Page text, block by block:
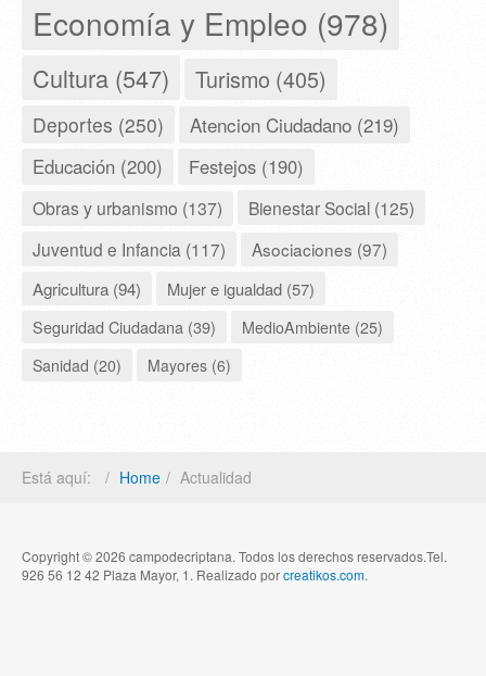
Economía y Empleo (978)
Cultura (547) Turismo (405)
Deportes (250) Atencion Ciudadano (219)
Educación (200) Festejos (190)
Obras y urbanismo (137)
Bienestar Social (125)
Juventud e Infancia (117)
Asociaciones (97)
Agricultura (94)
Mujer e igualdad (57)
Seguridad Ciudadana (39)
MedioAmbiente (25)
Sanidad (20)
Mayores (6)
Está aquí: Home Actualidad
Copyright © 2026 campodecriptana. Todos los derechos reservados.Tel.
926 56 12 42 Plaza Mayor, 1. Realizado porcreatikos.com.